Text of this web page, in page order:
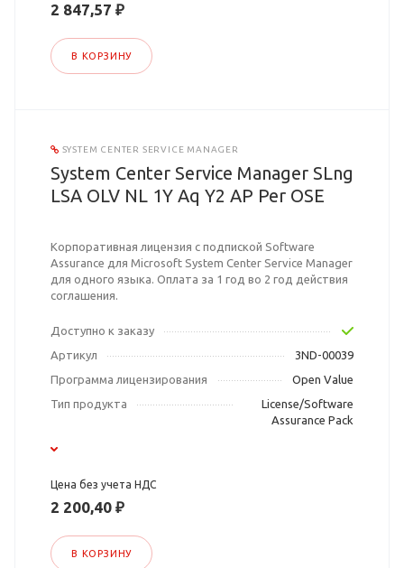
2 847,57 ₽
В КОРЗИНУ
SYSTEM CENTER SERVICE MANAGER
System Center Service Manager SLng
LSA OLV NL 1Y Aq Y2 AP Per OSE
Корпоративная лицензия с подпиской Software
Assurance для Microsoft System Center Service Manager
для одного языка. Оплата за 1 год во 2 год действия
соглашения.
Доступно к заказу
Артикул
3ND-00039
Программа лицензирования
Open Value
Тип продукта
License/Software
Assurance Pack
Цена без учета НДС
2 200,40 ₽
В КОРЗИНУ